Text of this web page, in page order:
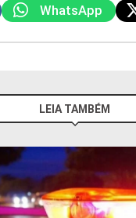
WhatsApp
LEIA TAMBÉM